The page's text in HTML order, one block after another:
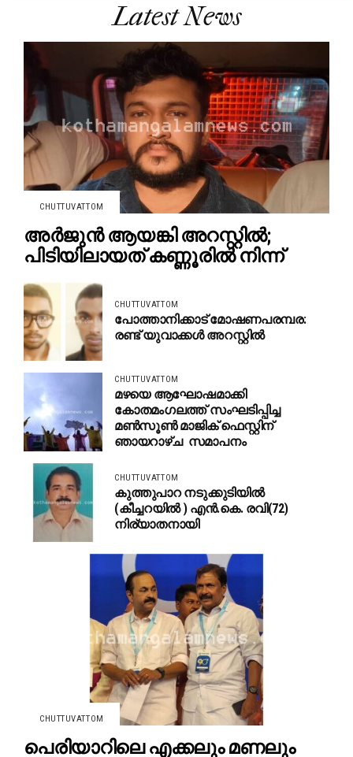
Latest News
CHUTTUVATTOM
അർജുൻ ആയങ്കി അറസ്റ്റിൽ;
പിടിയിലായത് കണ്ണൂരിൽ നിന്ന്
CHUTTUVATTOM
പോത്താനിക്കാട് മോഷണപരമ്പര:
രണ്ട് യുവാക്കൾ അറസ്റ്റിൽ
CHUTTUVATTOM
മഴയെ ആഘോഷമാക്കി
കോതമംഗലത്ത് സംഘടിപ്പിച്ച
മൺസൂൺ മാജിക് ഫെസ്റ്റിന്
ഞായറാഴ്ച സമാപനം
CHUTTUVATTOM
കുത്തുപാറ നടുക്കുടിയിൽ
(കീച്ചറയിൽ ) എൻ.കെ. രവി(72)
നിര്യാതനായി
CHUTTUVATTOM
പെരിയാറിലെ എക്കലും മണലും